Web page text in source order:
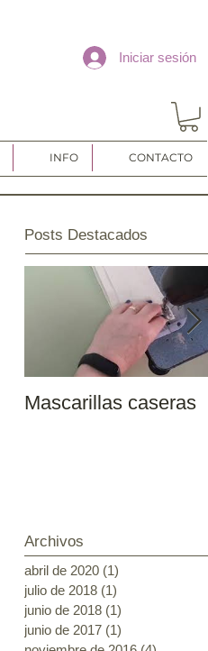
Iniciar sesión
INFO CONTACTO
Posts Destacados
Mascarillas caseras
Archivos
abril de 2020 (1)
julio de 2018 (1)
junio de 2018 (1)
junio de 2017 (1)